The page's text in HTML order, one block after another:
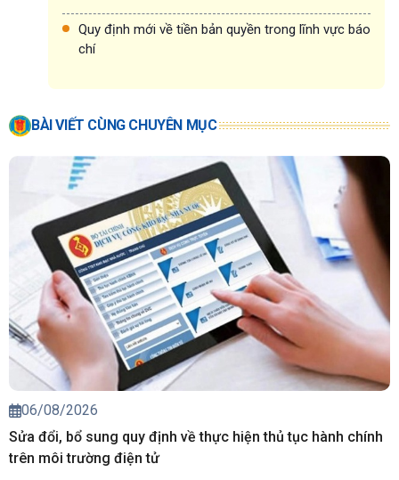
Quy định mới về tiền bản quyền trong lĩnh vực báo
chí
BÀI VIẾT CÙNG CHUYÊN MỤC
06/08/2026
Sửa đổi, bổ sung quy định về thực hiện thủ tục hành chính
trên môi trường điện tử